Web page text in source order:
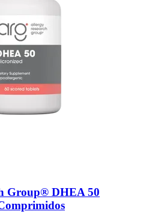
Group® DHEA 50